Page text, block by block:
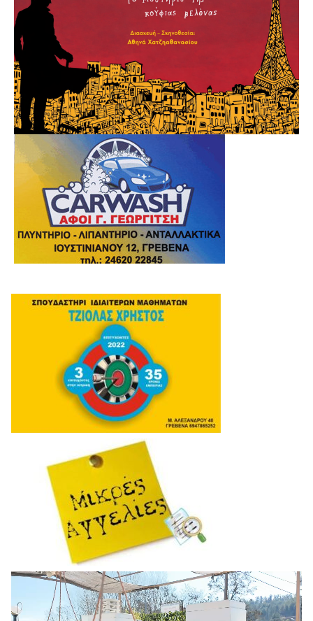
Πρόγραμμα
Αναπαραγωγής
Βίντεο